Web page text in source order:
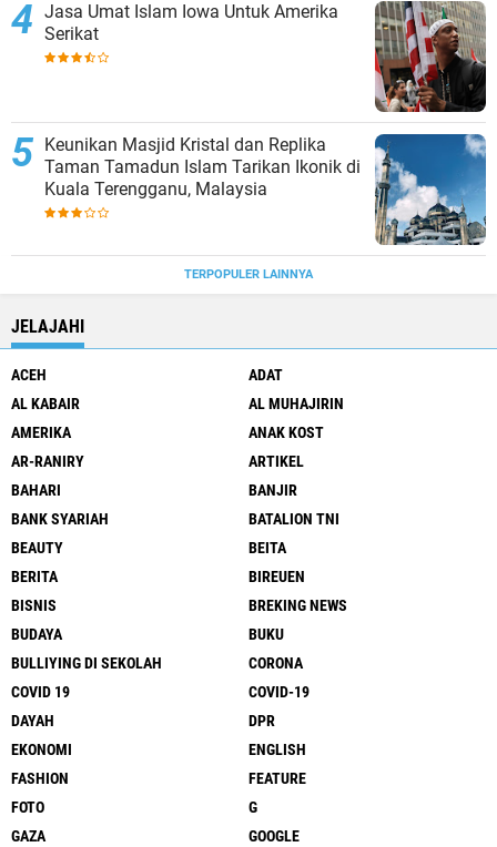
Jasa Umat Islam Iowa Untuk Amerika
Serikat
Keunikan Masjid Kristal dan Replika
Taman Tamadun Islam Tarikan Ikonik di
Kuala Terengganu, Malaysia
TERPOPULER LAINNYA
JELAJAHI
ACEH
ADAT
AL KABAIR
AL MUHAJIRIN
AMERIKA
ANAK KOST
AR-RANIRY
ARTIKEL
BAHARI
BANJIR
BANK SYARIAH
BATALION TNI
BEAUTY
BEITA
BERITA
BIREUEN
BISNIS
BREKING NEWS
BUDAYA
BUKU
BULLIYING DI SEKOLAH
CORONA
COVID 19
COVID-19
DAYAH
DPR
EKONOMI
ENGLISH
FASHION
FEATURE
FOTO
G
GAZA
GOOGLE